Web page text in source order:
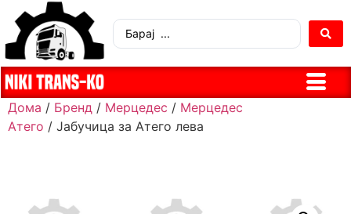
Дома / Бренд / Мерцедес / Мерцедес
Атего / Јабучица за Атего лева